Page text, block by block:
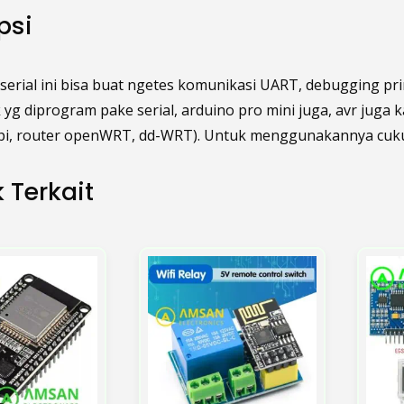
ini bisa buat ngetes komunikasi UART, debugging
diprogram pake serial, arduino pro mini juga, avr juga
router openWRT, dd-WRT). Untuk menggunakannya
Terkait